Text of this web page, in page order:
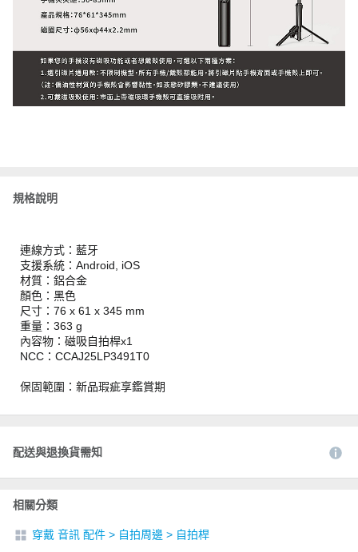
規格說明
連線方式：藍牙
支援系統：Android, iOS
材質：鋁合金
顏色：黑色
尺寸：76 x 61 x 345 mm
重量：363 g
內容物：磁吸自拍桿x1
NCC：CCAJ25LP3491T0
保固範圍：新品瑕疵享鑑賞期
配送與退換貨需知
相關分類
穿戴 音訊 配件 > 自拍周邊 > 自拍桿